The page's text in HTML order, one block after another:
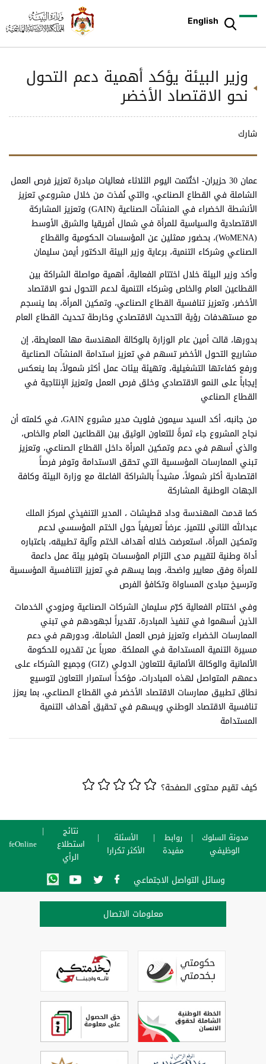
English
وزير البيئة يؤكد أهمية دعم التحول
نحو الاقتصاد الأخضر
شارك
عمان 30 حزيران- اختُتمت اليوم الثلاثاء فعاليات مبادرة تعزيز فرص العمل
الشاملة في القطاع الصناعي، والتي نُفذت من خلال مشروعي تعزيز
الأنشطة الخضراء في المنشآت الصناعية (GAIN) وتعزيز المشاركة
الاقتصادية والسياسية للمرأة في شمال أفريقيا والشرق الأوسط
(WoMENA)، بحضور ممثلين عن المؤسسات الحكومية والقطاع
الصناعي وشركاء التنمية، برعاية وزير البيئة الدكتور أيمن سليمان
وأكد وزير البيئة خلال اختتام الفعالية، أهمية مواصلة الشراكة بين
القطاعين العام والخاص وشركاء التنمية لدعم التحول نحو الاقتصاد
الأخضر، وتعزيز تنافسية القطاع الصناعي، وتمكين المرأة، بما ينسجم
مع مستهدفات رؤية التحديث الاقتصادي وخارطة تحديث القطاع العام
بدورها، قالت أمين عام الوزارة بالوكالة المهندسة مها المعايطة، إن
مشاريع التحول الأخضر تسهم في تعزيز استدامة المنشآت الصناعية
ورفع كفاءتها التشغيلية، وتهيئة بيئات عمل أكثر شمولاً، بما ينعكس
إيجاباً على النمو الاقتصادي وخلق فرص العمل وتعزيز الإنتاجية في
القطاع الصناعي
من جانبه، أكد السيد سيمون فلويث مدير مشروع GAIN، في كلمته أن
نجاح المشروع جاء ثمرةً للتعاون الوثيق بين القطاعين العام والخاص،
والذي أسهم في دعم وتمكين المرأة داخل القطاع الصناعي، وتعزيز
تبني الممارسات المؤسسية التي تحقق الاستدامة وتوفر فرصاً
اقتصادية أكثر شمولاً، مشيداً بالشراكة الفاعلة مع وزارة البيئة وكافة
الجهات الوطنية المشاركة
كما قدمت المهندسة وداد قطيشات ، المدير التنفيذي لمركز الملك
عبدالله الثاني للتميز، عرضاً تعريفياً حول الختم المؤسسي لدعم
وتمكين المرأة، استعرضت خلاله أهداف الختم وآلية تطبيقه، باعتباره
أداة وطنية لتقييم مدى التزام المؤسسات بتوفير بيئة عمل داعمة
للمرأة وفق معايير واضحة، وبما يسهم في تعزيز التنافسية المؤسسية
وترسيخ مبادئ المساواة وتكافؤ الفرص
وفي اختتام الفعالية كرّم سليمان الشركات الصناعية ومزودي الخدمات
الذين أسهموا في تنفيذ المبادرة، تقديراً لجهودهم في تبني
الممارسات الخضراء وتعزيز فرص العمل الشاملة، ودورهم في دعم
مسيرة التنمية المستدامة في المملكة. معرباً عن تقديره للحكومة
الألمانية والوكالة الألمانية للتعاون الدولي (GIZ) وجميع الشركاء على
دعمهم المتواصل لهذه المبادرات، مؤكداً استمرار التعاون لتوسيع
نطاق تطبيق ممارسات الاقتصاد الأخضر في القطاع الصناعي، بما يعزز
تنافسية الاقتصاد الوطني ويسهم في تحقيق أهداف التنمية
المستدامة
كيف تقيم محتوى الصفحة؟
مدونة السلوك
الوظيفي
روابط
مفيدة
الأسئلة
الأكثر تكرارا
نتائج
استطلاع
الرأي
SafeOnline
وسائل التواصل الاجتماعي
معلومات الاتصال